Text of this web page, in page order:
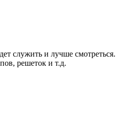
служить и лучше смотреться.
решеток и т.д.